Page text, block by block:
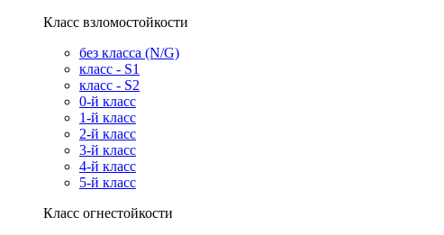
Класс взломостойкости
без класса (N/G)
класс - S1
класс - S2
0-й класс
1-й класс
2-й класс
3-й класс
4-й класс
5-й класс
Класс огнестойкости